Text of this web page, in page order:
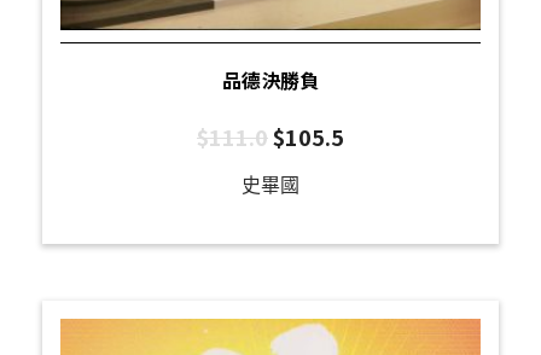
品德決勝負
$111.0$105.5
史畢國